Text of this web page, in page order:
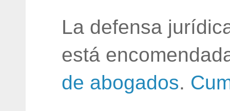
La defensa
está
de abogados.